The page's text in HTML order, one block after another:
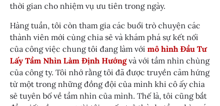
thời gian cho nhiệm vụ ưu tiên trong ngày.
Hàng tuần, tôi còn tham gia các buổi trò chuyện các
thành viên mới cùng chia sẻ và khám phá sự kết nối
của công việc chung tôi đang làm với mô hình Đầu Tư
Lấy Tầm Nhìn Làm Định Hướngvà với tầm nhìn chùng
của công ty. Tôi nhớ rằng tôi đã được truyền cảm hứng
từ một trong những đồng đội của mình khi cô ấy chia
sẻ tuyên bố về tầm nhìn của mình. Thế là, tôi cũng bắt